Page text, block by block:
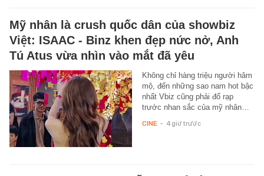
Mỹ nhân là crush quốc dân của showbiz
Việt: ISAAC - Binz khen đẹp nức nở, Anh
Tú Atus vừa nhìn vào mắt đã yêu
Không chỉ hàng triệu người hâm
mộ, đến những sao nam hot bậc
nhất Vbiz cũng phải đổ rạp
trước nhan sắc của mỹ nhân…
CINE - 4 giờ trước